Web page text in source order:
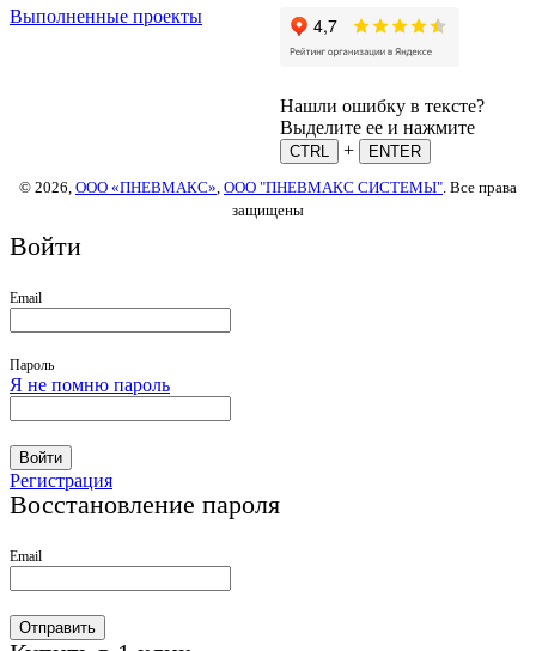
Выполненные проекты
Нашли ошибку в тексте?
Выделите ее и нажмите
CTRL +
ENTER
© 2026, ООО «ПНЕВМАКС» ООО "ПНЕВМАКС СИСТЕМЫ" . Все права
защищены
Войти
Email
Пароль
Я не помню пароль
Войти
Регистрация
Восстановление пароля
Email
Отправить